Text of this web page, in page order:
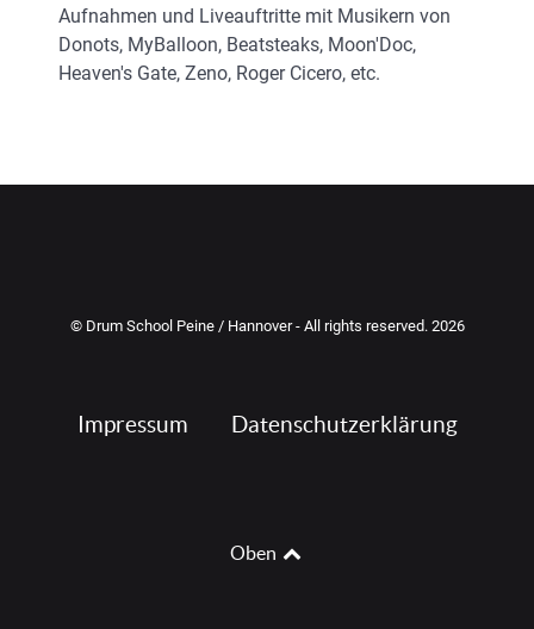
Aufnahmen und Liveauftritte mit Musikern von
Donots, MyBalloon, Beatsteaks, Moon'Doc,
Heaven's Gate, Zeno, Roger Cicero, etc.
© Drum School Peine / Hannover - All rights reserved. 2026
Impressum Datenschutzerklärung
Oben